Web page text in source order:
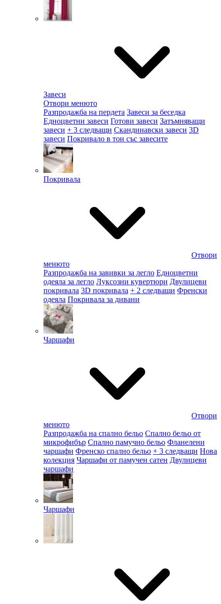
Завеси
Отвори менюто
Разпродажба на пердета Завеси за беседка
Едноцветни завеси Готови завеси Затъмняващи
завеси + 3 следващи Скандинавски завеси 3D
завеси Покривало в тон със завесите
Покривала
Отвори
менюто
Разпродажба на завивки за легло Едноцветни
одеяла за легло Луксозни кувертюри Двулицеви
покривала 3D покривала + 2 следващи Френски
одеяла Покривала за дивани
Чаршафи
Отвори
менюто
Разпродажба на спално бельо Спално бельо от
микрофибър Спално памучно бельо Фланелени
чаршафи Френско спално бельо + 3 следващи Нова
колекция Чаршафи от памучен сатен Двулицеви
чаршафи
Чаршафи